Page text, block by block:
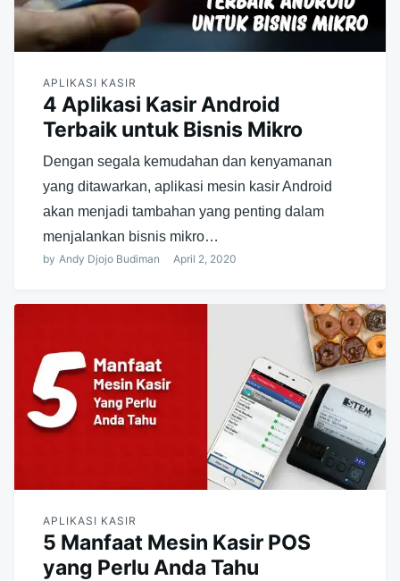
APLIKASI KASIR
4 Aplikasi Kasir Android
Terbaik untuk Bisnis Mikro
Dengan segala kemudahan dan kenyamanan
yang ditawarkan, aplikasi mesin kasir Android
akan menjadi tambahan yang penting dalam
menjalankan bisnis mikro…
by Andy Djojo Budiman April 2, 2020
APLIKASI KASIR
5 Manfaat Mesin Kasir POS
yang Perlu Anda Tahu